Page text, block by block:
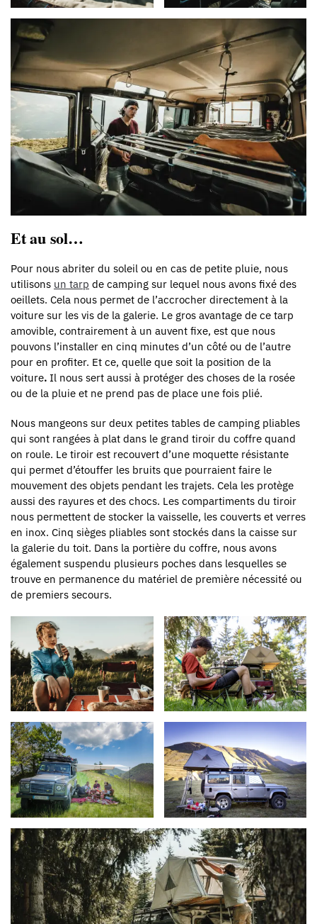
Et au sol…
Pour nous abriter du soleil ou en cas de petite pluie, nous
utilisons un tarp de camping sur lequel nous avons fixé des
oeillets. Cela nous permet de l’accrocher directement à la
voiture sur les vis de la galerie. Le gros avantage de ce tarp
amovible, contrairement à un auvent fixe, est que nous
pouvons l’installer en cinq minutes d’un côté ou de l’autre
pour en profiter. Et ce, quelle que soit la position de la
voiture. Il nous sert aussi à protéger des choses de la rosée
ou de la pluie et ne prend pas de place une fois plié.
Nous mangeons sur deux petites tables de camping pliables
qui sont rangées à plat dans le grand tiroir du coffre quand
on roule. Le tiroir est recouvert d’une moquette résistante
qui permet d’étouffer les bruits que pourraient faire le
mouvement des objets pendant les trajets. Cela les protège
aussi des rayures et des chocs. Les compartiments du tiroir
nous permettent de stocker la vaisselle, les couverts et verres
en inox. Cinq sièges pliables sont stockés dans la caisse sur
la galerie du toit. Dans la portière du coffre, nous avons
également suspendu plusieurs poches dans lesquelles se
trouve en permanence du matériel de première nécessité ou
de premiers secours.